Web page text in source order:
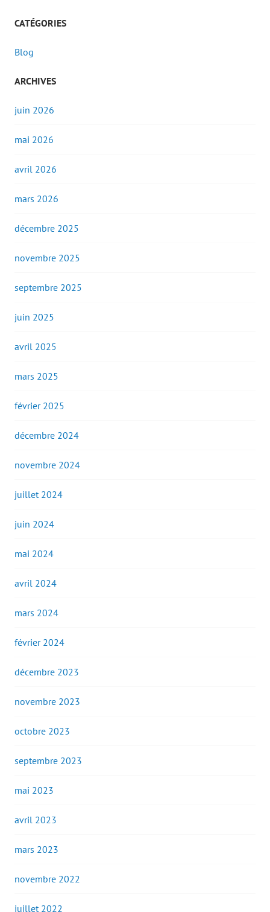
CATÉGORIES
Blog
ARCHIVES
juin 2026
mai 2026
avril 2026
mars 2026
décembre 2025
novembre 2025
septembre 2025
juin 2025
avril 2025
mars 2025
février 2025
décembre 2024
novembre 2024
juillet 2024
juin 2024
mai 2024
avril 2024
mars 2024
février 2024
décembre 2023
novembre 2023
octobre 2023
septembre 2023
mai 2023
avril 2023
mars 2023
novembre 2022
juillet 2022